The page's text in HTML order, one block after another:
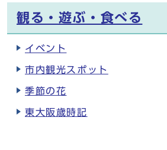
観る・遊ぶ・食べる
イベント
市内観光スポット
季節の花
東大阪歳時記